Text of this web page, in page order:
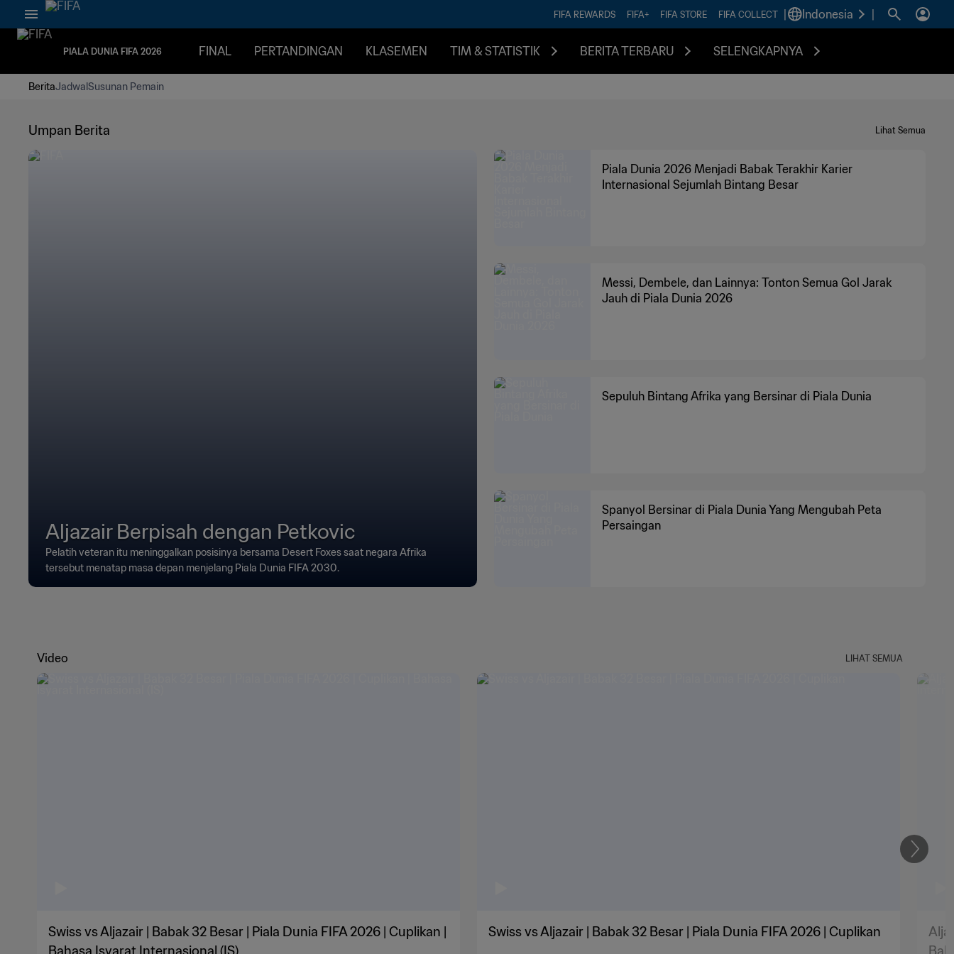
FIFA REWARDS FIFA+ FIFA STORE FIFA COLLECT Indonesia
PIALA DUNIA FIFA 2026 FINAL PERTANDINGAN KLASEMEN TIM & STATISTIK BERITA TERBARU SELENGKAPNYA
BeritaJadwalSusunan Pemain
Umpan Berita Lihat Semua
Aljazair Berpisah dengan Petkovic
Pelatih veteran itu meninggalkan posisinya bersama Desert Foxes saat negara Afrika
tersebut menatap masa depan menjelang Piala Dunia FIFA 2030.
Piala Dunia 2026 Menjadi Babak Terakhir Karier
Internasional Sejumlah Bintang Besar
Messi, Dembele, dan Lainnya: Tonton Semua Gol Jarak
Jauh di Piala Dunia 2026
Sepuluh Bintang Afrika yang Bersinar di Piala Dunia
Spanyol Bersinar di Piala Dunia Yang Mengubah Peta
Persaingan
Video LIHAT SEMUA
Swiss vs Aljazair | Babak 32 Besar | Piala Dunia FIFA 2026 | Cuplikan |
Swiss vs Aljazair | Babak 32 Besar | Piala Dunia FIFA 2026 | Cuplikan